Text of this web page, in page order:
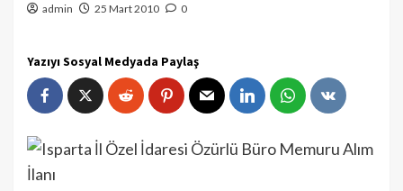
admin 25 Mart 2010 0
Yazıyı Sosyal Medyada Paylaş